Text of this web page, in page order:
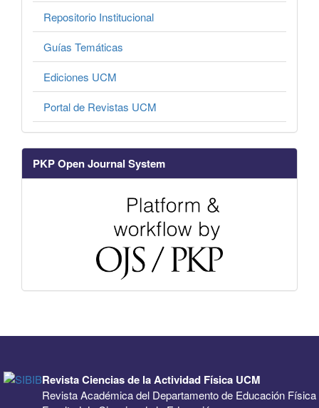
Repositorio Institucional
Guías Temáticas
Ediciones UCM
Portal de Revistas UCM
PKP Open Journal System
Revista Ciencias de la Actividad Física UCM
Revista Académica del Departamento de Educación Física